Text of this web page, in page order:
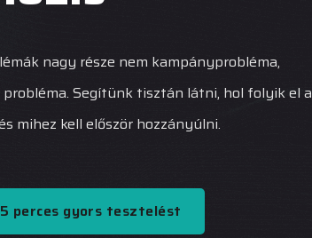
nagy része nem kampányprobléma,
probléma. Segítünk tisztán látni, hol folyik el a
mihez kell először hozzányúlni.
perces gyors tesztelést